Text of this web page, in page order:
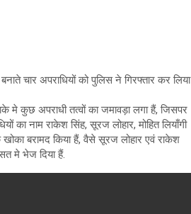
चार अपराधियों को पुलिस ने गिरफ्तार कर लिया
मे कुछ अपराधी तत्वों का जमावड़ा लगा हैं, जिसपर
का नाम राकेश सिंह, सूरज लोहार, मोहित लियाँगी
बरामद किया हैं, वैसे सूरज लोहार एवं राकेश
मे भेज दिया हैं.